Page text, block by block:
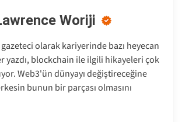
Woriji
olarak kariyerinde bazı heyecan
yazdı, blockchain ile ilgili hikayeleri çok
Web3'ün dünyayı değiştireceğine
bunun bir parçası olmasını